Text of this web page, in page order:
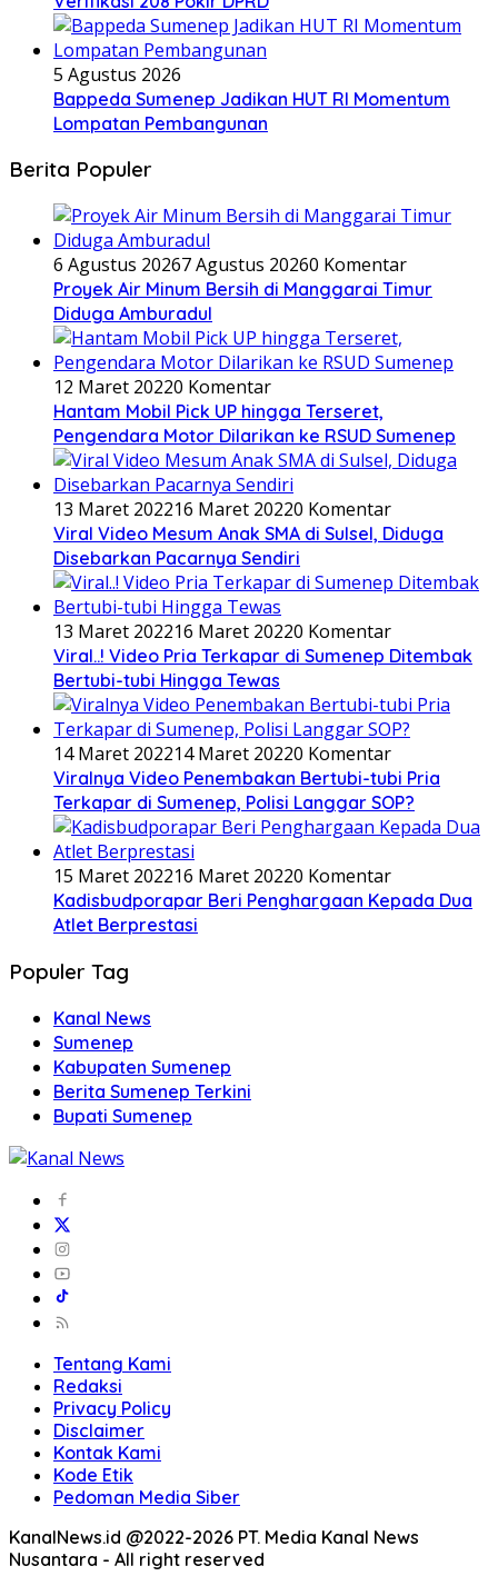
5 Agustus 2026
Bappeda Sumenep Jadikan HUT RI Momentum
Lompatan Pembangunan
Berita Populer
6 Agustus 20267 Agustus 20260 Komentar
Proyek Air Minum Bersih di Manggarai Timur
Diduga Amburadul
12 Maret 20220 Komentar
Hantam Mobil Pick UP hingga Terseret,
Pengendara Motor Dilarikan ke RSUD Sumenep
13 Maret 202216 Maret 20220 Komentar
Viral Video Mesum Anak SMA di Sulsel, Diduga
Disebarkan Pacarnya Sendiri
13 Maret 202216 Maret 20220 Komentar
Viral..! Video Pria Terkapar di Sumenep Ditembak
Bertubi-tubi Hingga Tewas
14 Maret 202214 Maret 20220 Komentar
Viralnya Video Penembakan Bertubi-tubi Pria
Terkapar di Sumenep, Polisi Langgar SOP?
15 Maret 202216 Maret 20220 Komentar
Kadisbudporapar Beri Penghargaan Kepada Dua
Atlet Berprestasi
Populer Tag
Kanal News
Sumenep
Kabupaten Sumenep
Berita Sumenep Terkini
Bupati Sumenep
Tentang Kami
Redaksi
Privacy Policy
Disclaimer
Kontak Kami
Kode Etik
Pedoman Media Siber
KanalNews.id @2022-2026 PT. Media Kanal News
Nusantara - All right reserved